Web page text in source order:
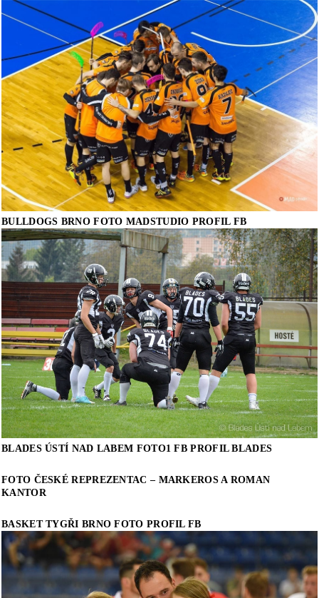
BULLDOGS BRNO FOTO MADSTUDIO PROFIL FB
BLADES ÚSTÍ NAD LABEM FOTO1 FB PROFIL BLADES
FOTO ČESKÉ REPREZENTAC – MARKEROS A ROMAN
KANTOR
BASKET TYGŘI BRNO FOTO PROFIL FB